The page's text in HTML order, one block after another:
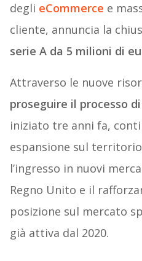
degli eCommerce e
cliente, annuncia la
serie A da 5 milioni di
Attraverso le nuove
proseguire il processo
iniziato tre anni fa,
espansione sul
l’ingresso in nuovi
Regno Unito e il
posizione sul mercato
già attiva dal 2020.